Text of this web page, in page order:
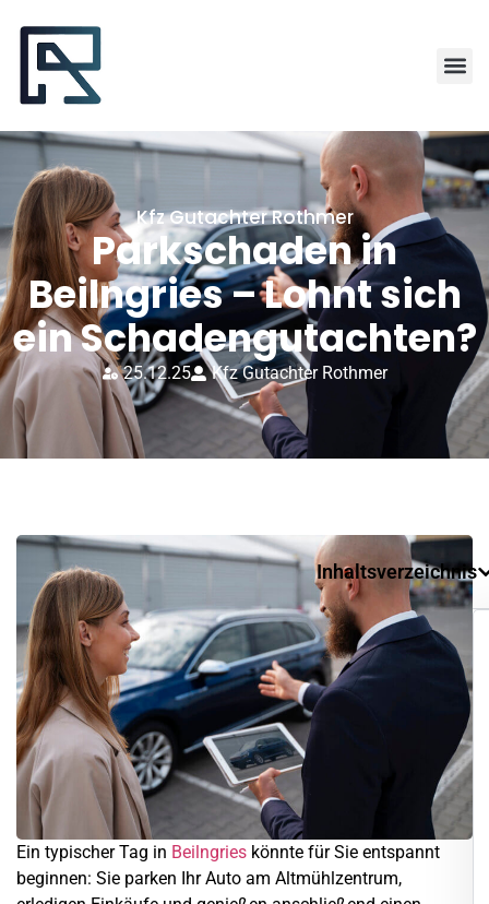
Kfz Gutachter Rothmer
Parkschaden in
Beilngries – Lohnt sich
ein Schadengutachten?
25.12.25 Kfz Gutachter Rothmer
Ein typischer Tag in Beilngries könnte für Sie entspannt
beginnen: Sie parken Ihr Auto am Altmühlzentrum,
Inhaltsverzeichnis